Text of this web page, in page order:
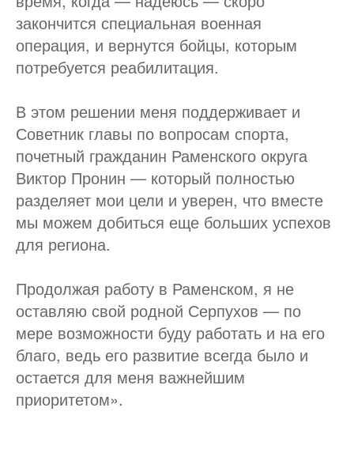
закончится специальная военная
операция, и вернутся бойцы, которым
потребуется реабилитация.
В этом решении меня поддерживает и
Советник главы по вопросам спорта,
почетный гражданин Раменского округа
Виктор Пронин — который полностью
разделяет мои цели и уверен, что вместе
мы можем добиться еще больших успехов
для региона.
Продолжая работу в Раменском, я не
оставляю свой родной Серпухов — по
мере возможности буду работать и на его
благо, ведь его развитие всегда было и
остается для меня важнейшим
приоритетом».